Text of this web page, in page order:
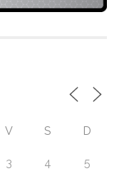
V S D
3 4 5